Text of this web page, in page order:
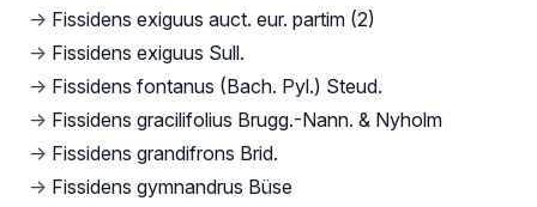
→ Fissidens exiguus auct. eur. partim (2)
→ Fissidens exiguus Sull.
→ Fissidens fontanus (Bach. Pyl.) Steud.
→ Fissidens gracilifolius Brugg.-Nann. & Nyholm
→ Fissidens grandifrons Brid.
→ Fissidens gymnandrus Büse